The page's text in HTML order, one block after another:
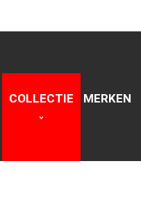
COLLECTIE MERKEN